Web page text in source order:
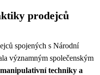
prodejců
spojených s Národní
významným společenským
techniky a